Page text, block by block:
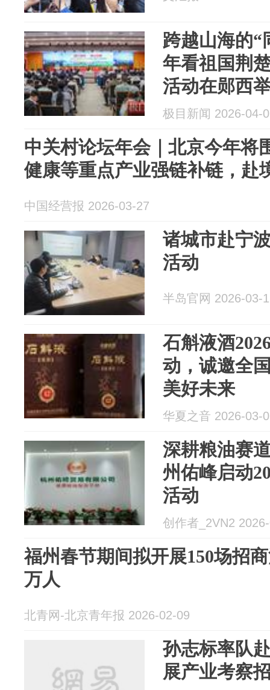
跨越山海的“
年看祖国荆
活动在郧西
极目新闻 2026-04-
中关村论坛年会｜北京今年将
健康等重点产业强链补链，赴
中国经营报 2026-03-27
诸城市赴宁
活动
半岛官网 2026-03-
石斛液酒
动，诚邀全
美好未来
华夏之音 2026-03-
深耕粮油赛
州佑峰启动
活动
创作者_2VN2
福州春节期间拟开展150场招
万人
北青网-北京青年报 2026-02-09
孙志标率队
展产业考察